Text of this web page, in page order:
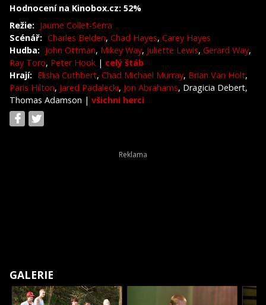
Hodnocení na Kinobox.cz: 52%
Režie: Jaume Collet-Serra
Scénář: Charles Belden, Chad Hayes, Carey Hayes
Hudba: John Ottman, Mikey Way, Juliette Lewis, Gerard Way,
Ray Toro, Peter Hook | celý štáb
Hrají: Elisha Cuthbert, Chad Michael Murray, Brian Van Holt,
Paris Hilton, Jared Padalecki, Jon Abrahams, Dragicia Debert,
Thomas Adamson | všichni herci
GALERIE